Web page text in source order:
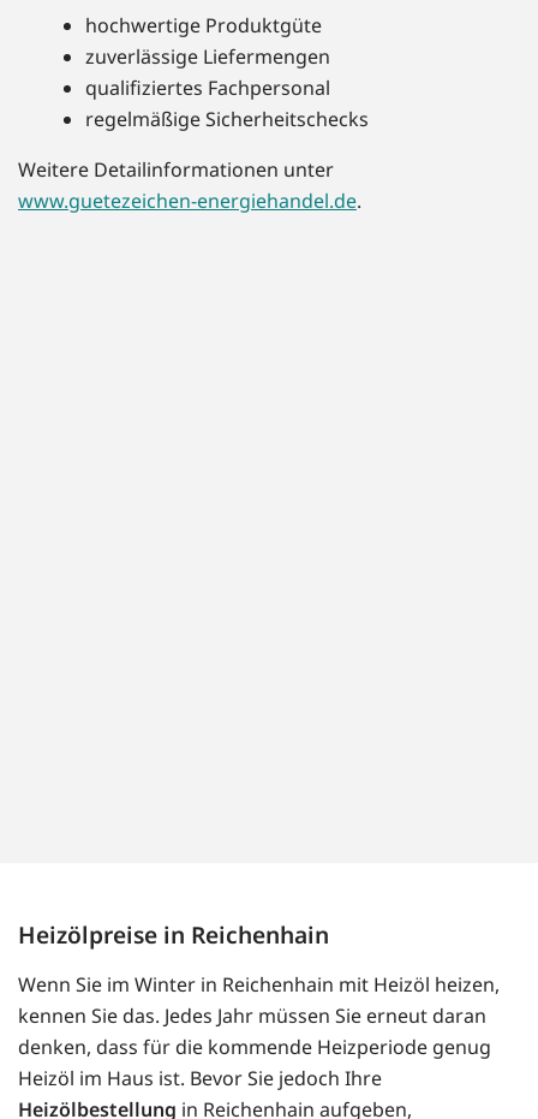
hochwertige Produktgüte
zuverlässige Liefermengen
qualifiziertes Fachpersonal
regelmäßige Sicherheitschecks
Weitere Detailinformationen unter
www.guetezeichen-energiehandel.de.
Heizölpreise in Reichenhain
Wenn Sie im Winter in Reichenhain mit Heizöl heizen,
kennen Sie das. Jedes Jahr müssen Sie erneut daran
denken, dass für die kommende Heizperiode genug
Heizöl im Haus ist. Bevor Sie jedoch Ihre
Heizölbestellung in Reichenhain aufgeben,